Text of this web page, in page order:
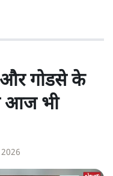
और गोडसे के
आज भी